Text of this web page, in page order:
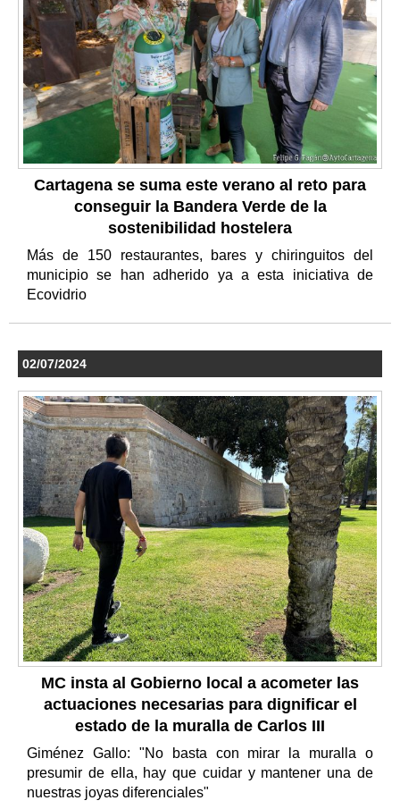
Cartagena se suma este verano al reto para
conseguir la Bandera Verde de la
sostenibilidad hostelera
Más de 150 restaurantes, bares y chiringuitos del
municipio se han adherido ya a esta iniciativa de
Ecovidrio
02/07/2024
MC insta al Gobierno local a acometer las
actuaciones necesarias para dignificar el
estado de la muralla de Carlos III
Giménez Gallo: "No basta con mirar la muralla o
presumir de ella, hay que cuidar y mantener una de
nuestras joyas diferenciales"